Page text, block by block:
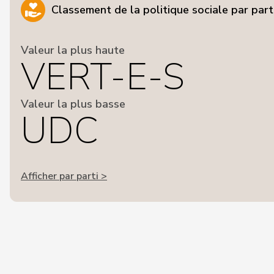
Classement de la politique sociale par
Valeur la plus haute
VERT-E-S
Valeur la plus basse
UDC
Afficher par parti >